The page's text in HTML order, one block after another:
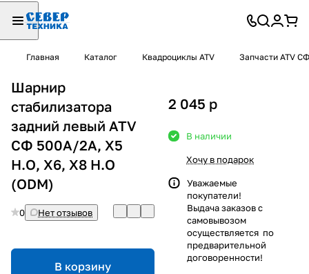
Главная Каталог Квадроциклы ATV Запчасти ATV СФ
Шарнир
стабилизатора
задний левый ATV
СФ 500A/2A, X5
H.O, X6, X8 H.O
(ODM)
0 Нет отзывов
В корзину
2 045 p
В наличии
Хочу в подарок
Уважаемые
покупатели!
Выдача заказов с
самовывозом
осуществляется по
предварительной
договоренности!